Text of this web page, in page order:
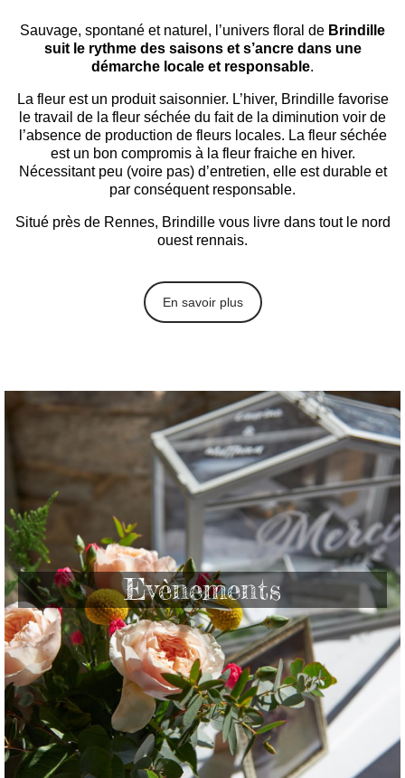
Sauvage, spontané et naturel, l’univers floral de Brindille
suit le rythme des saisons et s’ancre dans une
démarche locale et responsable.
La fleur est un produit saisonnier. L’hiver, Brindille favorise
le travail de la fleur séchée du fait de la diminution voir de
l’absence de production de fleurs locales. La fleur séchée
est un bon compromis à la fleur fraiche en hiver.
Nécessitant peu (voire pas) d’entretien, elle est durable et
par conséquent responsable.
Situé près de Rennes, Brindille vous livre dans tout le nord
ouest rennais.
En savoir plus
Evènements